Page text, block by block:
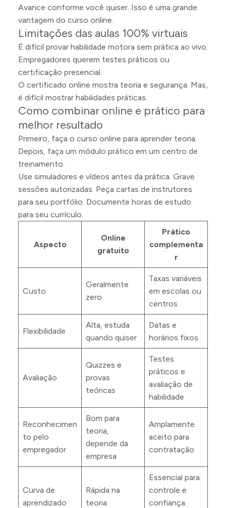
Avance conforme você quiser. Isso é uma grande
vantagem do curso online.
Limitações das aulas 100% virtuais
É difícil provar habilidade motora sem prática ao vivo.
Empregadores querem testes práticos ou
certificação presencial.
O certificado online mostra teoria e segurança. Mas,
é difícil mostrar habilidades práticas.
Como combinar online e prático para
melhor resultado
Primeiro, faça o curso online para aprender teoria.
Depois, faça um módulo prático em um centro de
treinamento.
Use simuladores e vídeos antes da prática. Grave
sessões autorizadas. Peça cartas de instrutores
para seu portfólio. Documente horas de estudo
para seu currículo.
Aspecto
Online
gratuito
Prático
complementa
r
Custo
Geralmente
zero
Taxas variáveis
em escolas ou
centros
Flexibilidade
Alta, estuda
quando quiser
Datas e
horários fixos
Avaliação
Quizzes e
provas
teóricas
Testes
práticos e
avaliação de
habilidade
Reconhecimen
to pelo
empregador
Bom para
teoria,
depende da
empresa
Amplamente
aceito para
contratação
Curva de
aprendizado
Rápida na
teoria
Essencial para
controle e
confiança